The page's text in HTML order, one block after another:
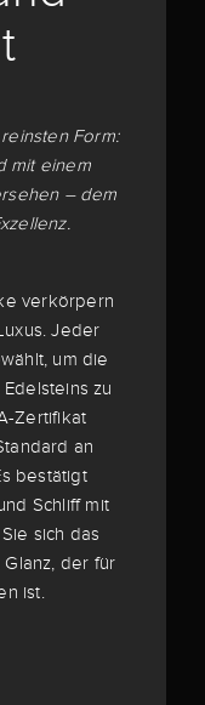
Form:
mit einem
– dem
verkörpern
Jeder
um die
zu
Zertifikat
an
bestätigt
Schliff mit
sich das
der für
ist.